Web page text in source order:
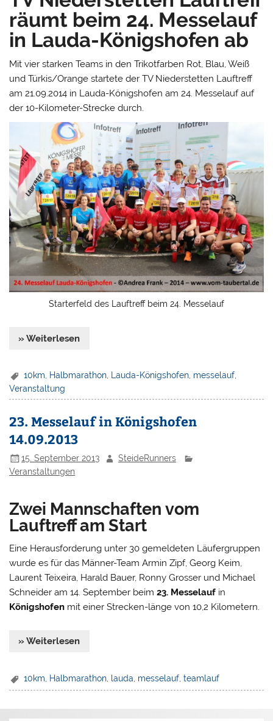
räumt beim 24. Messelauf
in Lauda-Königshofen ab
Mit vier starken Teams in den Trikotfarben Rot, Blau, Weiß
und Türkis/Orange startete der TV Niederstetten Lauftreff
am 21.09.2014 in Lauda-Königshofen am 24. Messelauf auf
der 10-Kilometer-Strecke durch.
Starterfeld des Lauftreff beim 24. Messelauf
» Weiterlesen
10km Halbmarathon Lauda-Königshofen messelauf
Veranstaltung
23. Messelauf in Königshofen
14.09.2013
15. September 2013
SteideRunners
Veranstaltungen
Zwei Mannschaften vom
Lauftreff am Start
Eine Herausforderung unter 30 gemeldeten Läufergruppen
wurde es für das Männer-Team Armin Zipf, Georg Keim,
Laurent Teixeira, Harald Bauer, Ronny Grosser und Michael
Schneider am 14. September beim23. Messelauf in
Königshofen mit einer Strecken-länge von 10,2 Kilometern.
» Weiterlesen
10km Halbmarathon lauda messelauf ,teamlauf